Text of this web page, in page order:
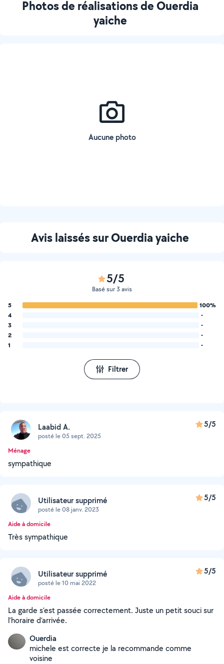
Photos de réalisations de Ouerdia
yaiche
Aucune photo
Avis laissés sur Ouerdia yaiche
5/5
Basé sur 3 avis
5
100%
4
-
3
-
2
-
1
-
Filtrer
Laabid A.
posté le 05 sept. 2025
5/5
Ménage
sympathique
Utilisateur supprimé
posté le 08 janv. 2023
5/5
Aide à domicile
Très sympathique
Utilisateur supprimé
posté le 10 mai 2022
5/5
Aide à domicile
La garde s’est passée correctement. Juste un petit souci sur
l’horaire d’arrivée.
Ouerdia
michele est correcte je la recommande comme
voisine